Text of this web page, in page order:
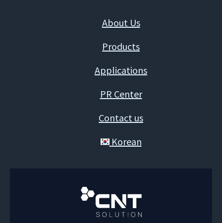
About Us
Products
Applications
PR Center
Contact us
Korean